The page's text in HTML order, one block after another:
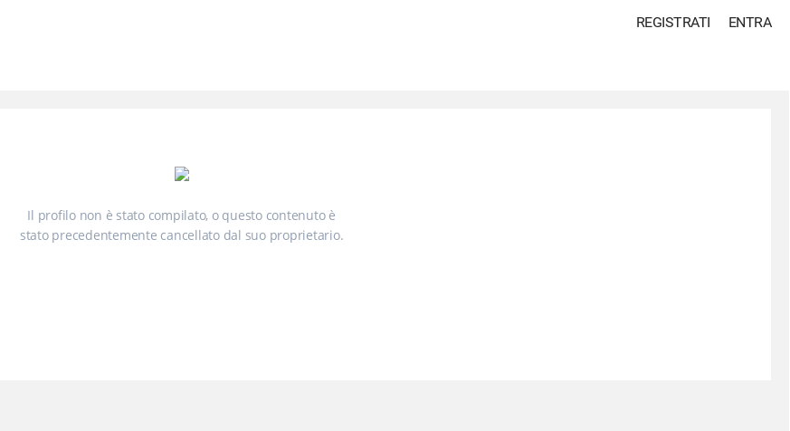
ENTRA
REGISTRATI
Il profilo non è stato compilato, o questo contenuto è
stato precedentemente cancellato dal suo proprietario.